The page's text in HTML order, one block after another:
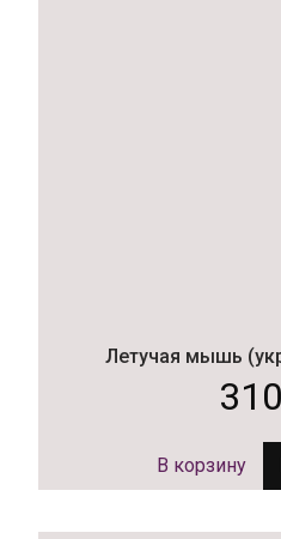
Летучая мышь
310
В корзину